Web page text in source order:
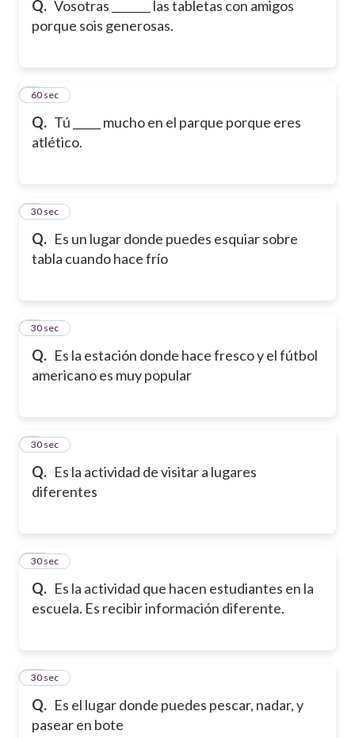
Q. Vosotras _______ las tabletas con amigos
porque sois generosas.
Q. Tú _____ mucho en el parque porque eres
atlético.
660 sec
Q. Es un lugar donde puedes esquiar sobre
tabla cuando hace frío
7
30 sec
Q. Es la estación donde hace fresco y el fútbol
americano es muy popular
8
30 sec
Q. Es la actividad de visitar a lugares
diferentes
9
30 sec
Q. Es la actividad que hacen estudiantes en la
escuela. Es recibir información diferente.
10
30 sec
Q. Es el lugar donde puedes pescar, nadar, y
pasear en bote
11
30 sec